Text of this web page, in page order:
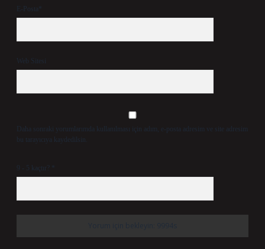
E-Posta*
Web Sitesi
Daha sonraki yorumlarımda kullanılması için adım, e-posta adresim ve site adresim
bu tarayıcıya kaydedilsin.
9 - 5 kaçtır? *